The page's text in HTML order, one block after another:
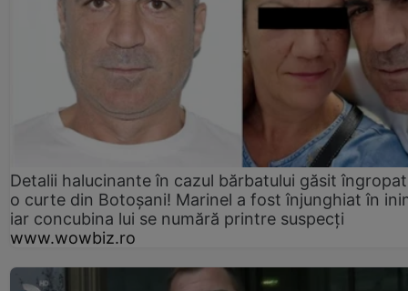
Detalii halucinante în cazul bărbatului găsit
o curte din Botoșani! Marinel a fost înjunghiat în
iar concubina lui se numără printre suspecți
www.wowbiz.ro